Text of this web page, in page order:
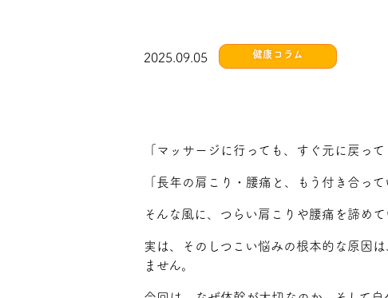
2025.09.05 健康コラム
「マッサージに行っても、すぐ元に戻っ
「長年の肩こり・腰痛と、もう付き合っ
そんな風に、つらい肩こりや腰痛を諦めて
実は、そのしつこい悩みの根本的な原因は
ません。